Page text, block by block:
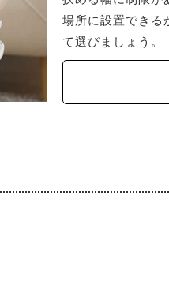
場所に設置できる
て選びましょう。